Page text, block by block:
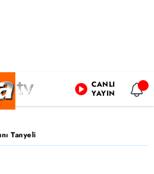
CANLI
YAYIN
Tanyeli